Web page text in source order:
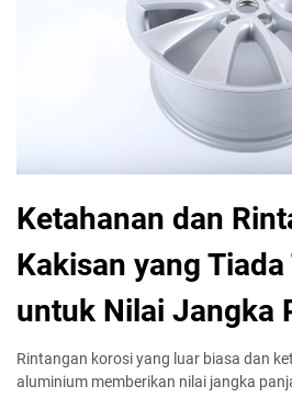
Ketahanan dan
Kakisan yang
untuk Nilai Jangka
Rintangan korosi yang luar biasa dan
aluminium memberikan nilai jangka